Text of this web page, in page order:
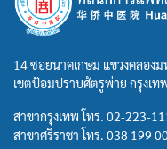
14 ซอยนาคเกษม แขวงคลอง
เขตป้อมปราบศัตรูพ่าย กรุงเท
สาขากรุงเทพ โทร. 02-223-
สาขาศรีราชา โทร. 038 199